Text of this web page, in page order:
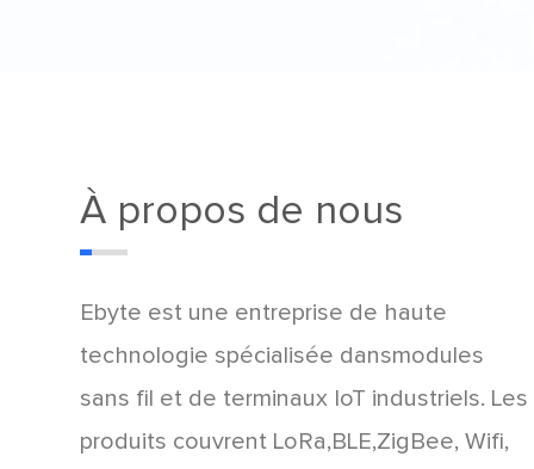
À propos de nous
Ebyte est une entreprise de haute
technologie spécialisée dansmodules
sans fil et de terminaux IoT industriels. Les
produits couvrent LoRa,BLE,ZigBee, Wifi,